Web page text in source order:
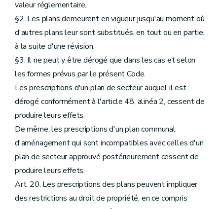
valeur réglementaire.
§2. Les plans demeurent en vigueur jusqu'au moment où
d'autres plans leur sont substitués, en tout ou en partie,
à la suite d'une révision.
§3. Il ne peut y être dérogé que dans les cas et selon
les formes prévus par le présent Code.
Les prescriptions d'un plan de secteur auquel il est
dérogé conformément à l'article 48, alinéa 2, cessent de
produire leurs effets.
De même, les prescriptions d'un plan communal
d'aménagement qui sont incompatibles avec celles d'un
plan de secteur approuvé postérieurement cessent de
produire leurs effets.
Art. 20. Les prescriptions des plans peuvent impliquer
des restrictions au droit de propriété, en ce compris